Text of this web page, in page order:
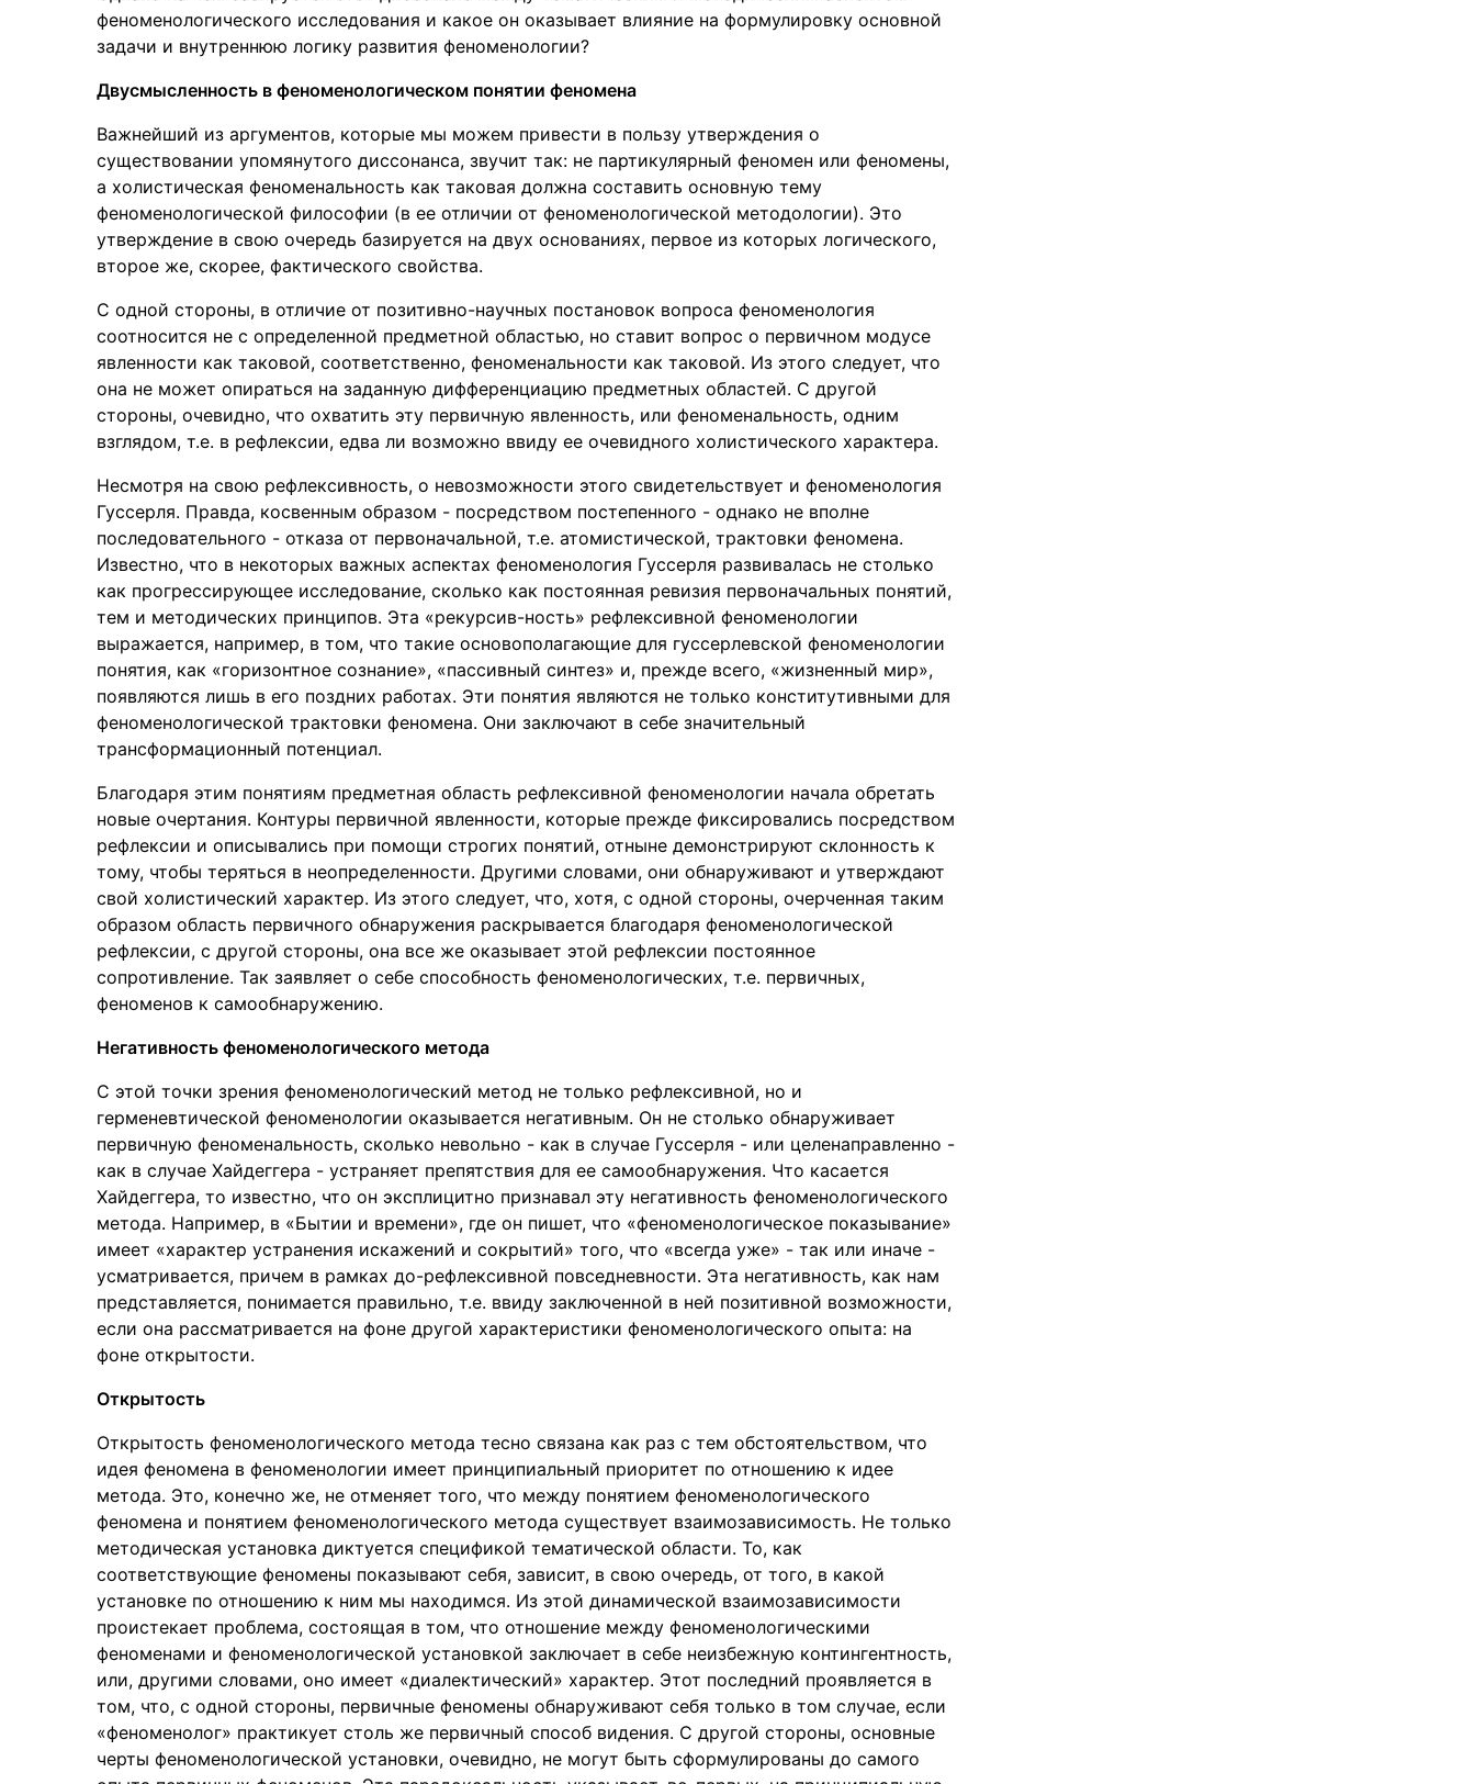
феноменологического исследования и какое он оказывает влияние на формулировку основной
задачи и внутреннюю логику развития феноменологии?
Двусмысленность в феноменологическом понятии феномена
Важнейший из аргументов, которые мы можем привести в пользу утверждения о
существовании упомянутого диссонанса, звучит так: не партикулярный феномен или феномены,
а холистическая феноменальность как таковая должна составить основную тему
феноменологической философии (в ее отличии от феноменологической методологии). Это
утверждение в свою очередь базируется на двух основаниях, первое из которых логического,
второе же, скорее, фактического свойства.
С одной стороны, в отличие от позитивно-научных постановок вопроса феноменология
соотносится не с определенной предметной областью, но ставит вопрос о первичном модусе
явленности как таковой, соответственно, феноменальности как таковой. Из этого следует, что
она не может опираться на заданную дифференциацию предметных областей. С другой
стороны, очевидно, что охватить эту первичную явленность, или феноменальность, одним
взглядом, т.е. в рефлексии, едва ли возможно ввиду ее очевидного холистического характера.
Несмотря на свою рефлексивность, о невозможности этого свидетельствует и феноменология
Гуссерля. Правда, косвенным образом - посредством постепенного - однако не вполне
последовательного - отказа от первоначальной, т.е. атомистической, трактовки феномена.
Известно, что в некоторых важных аспектах феноменология Гуссерля развивалась не столько
как прогрессирующее исследование, сколько как постоянная ревизия первоначальных понятий,
тем и методических принципов. Эта «рекурсив-ность» рефлексивной феноменологии
выражается, например, в том, что такие основополагающие для гуссерлевской феноменологии
понятия, как «горизонтное сознание», «пассивный синтез» и, прежде всего, «жизненный мир»,
появляются лишь в его поздних работах. Эти понятия являются не только конститутивными для
феноменологической трактовки феномена. Они заключают в себе значительный
трансформационный потенциал.
Благодаря этим понятиям предметная область рефлексивной феноменологии начала обретать
новые очертания. Контуры первичной явленности, которые прежде фиксировались посредством
рефлексии и описывались при помощи строгих понятий, отныне демонстрируют склонность к
тому, чтобы теряться в неопределенности. Другими словами, они обнаруживают и утверждают
свой холистический характер. Из этого следует, что, хотя, с одной стороны, очерченная таким
образом область первичного обнаружения раскрывается благодаря феноменологической
рефлексии, с другой стороны, она все же оказывает этой рефлексии постоянное
сопротивление. Так заявляет о себе способность феноменологических, т.е. первичных,
феноменов к самообнаружению.
Негативность феноменологического метода
С этой точки зрения феноменологический метод не только рефлексивной, но и
герменевтической феноменологии оказывается негативным. Он не столько обнаруживает
первичную феноменальность, сколько невольно - как в случае Гуссерля - или целенаправленно -
как в случае Хайдеггера - устраняет препятствия для ее самообнаружения. Что касается
Хайдеггера, то известно, что он эксплицитно признавал эту негативность феноменологического
метода. Например, в «Бытии и времени», где он пишет, что «феноменологическое показывание»
имеет «характер устранения искажений и сокрытий» того, что «всегда уже» - так или иначе -
усматривается, причем в рамках до-рефлексивной повседневности. Эта негативность, как нам
представляется, понимается правильно, т.е. ввиду заключенной в ней позитивной возможности,
если она рассматривается на фоне другой характеристики феноменологического опыта: на
фоне открытости.
Открытость
Открытость феноменологического метода тесно связана как раз с тем обстоятельством, что
идея феномена в феноменологии имеет принципиальный приоритет по отношению к идее
метода. Это, конечно же, не отменяет того, что между понятием феноменологического
феномена и понятием феноменологического метода существует взаимозависимость. Не только
методическая установка диктуется спецификой тематической области. То, как
соответствующие феномены показывают себя, зависит, в свою очередь, от того, в какой
установке по отношению к ним мы находимся. Из этой динамической взаимозависимости
проистекает проблема, состоящая в том, что отношение между феноменологическими
феноменами и феноменологической установкой заключает в себе неизбежную контингентность,
или, другими словами, оно имеет «диалектический» характер. Этот последний проявляется в
том, что, с одной стороны, первичные феномены обнаруживают себя только в том случае, если
«феноменолог» практикует столь же первичный способ видения. С другой стороны, основные
черты феноменологической установки, очевидно, не могут быть сформулированы до самого